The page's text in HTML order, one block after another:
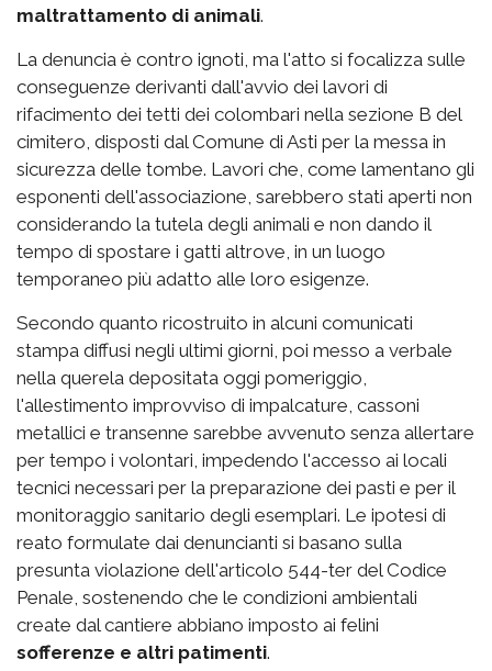
maltrattamento di animali.
La denuncia è contro ignoti, ma l'atto si focalizza sulle
conseguenze derivanti dall'avvio dei lavori di
rifacimento dei tetti dei colombari nella sezione B del
cimitero, disposti dal Comune di Asti per la messa in
sicurezza delle tombe. Lavori che, come lamentano gli
esponenti dell'associazione, sarebbero stati aperti non
considerando la tutela degli animali e non dando il
tempo di spostare i gatti altrove, in un luogo
temporaneo più adatto alle loro esigenze.
Secondo quanto ricostruito in alcuni comunicati
stampa diffusi negli ultimi giorni, poi messo a verbale
nella querela depositata oggi pomeriggio,
l'allestimento improvviso di impalcature, cassoni
metallici e transenne sarebbe avvenuto senza allertare
per tempo i volontari, impedendo l'accesso ai locali
tecnici necessari per la preparazione dei pasti e per il
monitoraggio sanitario degli esemplari. Le ipotesi di
reato formulate dai denuncianti si basano sulla
presunta violazione dell'articolo 544-ter del Codice
Penale, sostenendo che le condizioni ambientali
create dal cantiere abbiano imposto ai felini
sofferenze e altri patimenti.